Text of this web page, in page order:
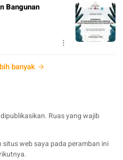
Bangunan
banyak
Ruas yang wajib
situs web saya pada peramban ini